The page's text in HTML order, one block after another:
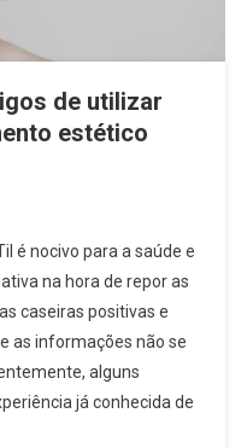
de utilizar
estético
é nocivo para a saúde e
na hora de repor as
caseiras positivas e
as informações não se
alguns
já conhecida de